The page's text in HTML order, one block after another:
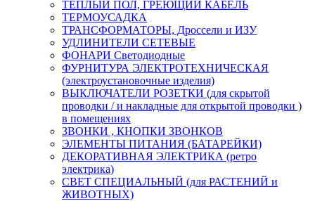
ТЕПЛЫЙ ПОЛ, ГРЕЮЩИЙ КАБЕЛЬ
ТЕРМОУСАДКА
ТРАНСФОРМАТОРЫ, Дроссели и ИЗУ
УДЛИНИТЕЛИ СЕТЕВЫЕ
ФОНАРИ Светодиодные
ФУРНИТУРА ЭЛЕКТРОТЕХНИЧЕСКАЯ
(электроустановочные изделия)
ВЫКЛЮЧАТЕЛИ РОЗЕТКИ (для скрытой
проводки / и накладные для открытой проводки )
в помещениях
ЗВОНКИ , КНОПКИ ЗВОНКОВ
ЭЛЕМЕНТЫ ПИТАНИЯ (БАТАРЕЙКИ)
ДЕКОРАТИВНАЯ ЭЛЕКТРИКА (ретро
электрика)
СВЕТ СПЕЦИАЛЬНЫЙ (для РАСТЕНИЙ и
ЖИВОТНЫХ)